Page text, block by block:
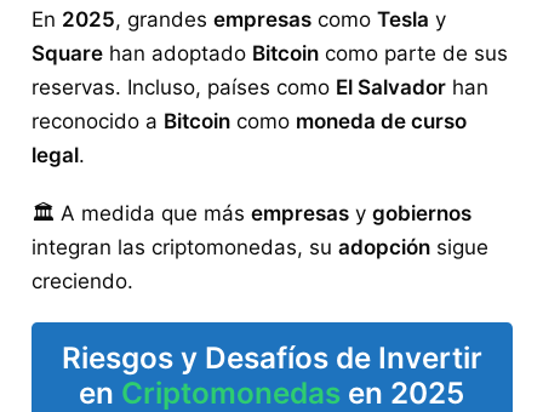
En 2025, grandes empresascomo Tesla y
Squarehan adoptado Bitcoincomo parte de sus
reservas. Incluso, países como El Salvadorhan
reconocido a Bitcoincomo moneda de curso
legal.
🏛️ A medida que más empresasy gobiernos
integran las criptomonedas, su adopciónsigue
creciendo.
Riesgos y Desafíos de Invertir
en Criptomonedas en 2025